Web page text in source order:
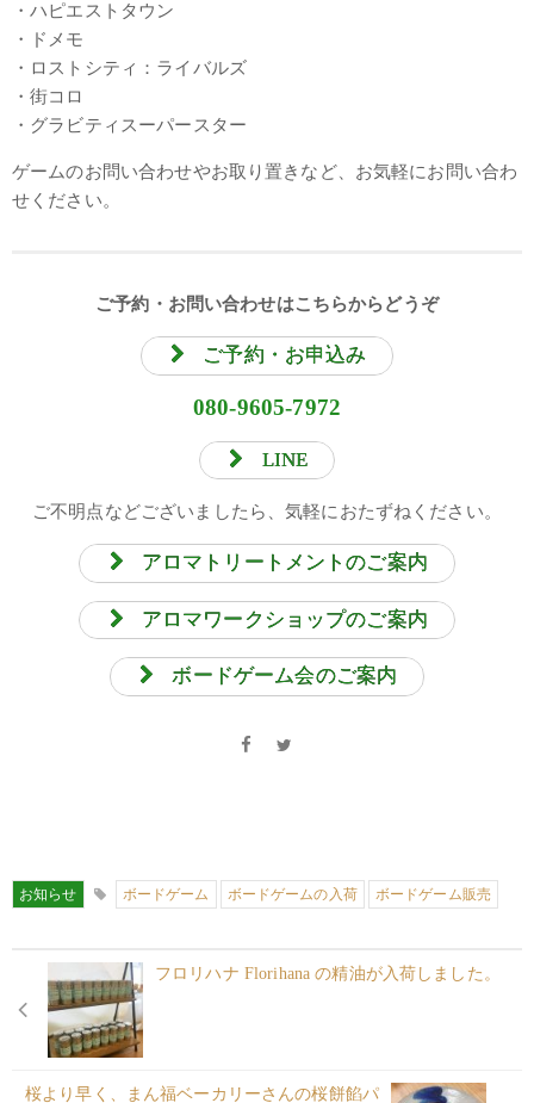
・ハピエストタウン
・ドメモ
・ロストシティ：ライバルズ
・街コロ
・グラビティスーパースター
ゲームのお問い合わせやお取り置きなど、お気軽にお問い合わ
せください。
ご予約・お問い合わせはこちらからどうぞ
ご予約・お申込み
080-9605-7972
LINE
ご不明点などございましたら、気軽におたずねください。
アロマトリートメントのご案内
アロマワークショップのご案内
ボードゲーム会のご案内
お知らせ ボードゲーム ボードゲームの入荷 ボードゲーム販売
フロリハナ Florihana の精油が入荷しました。
桜より早く、まん福ベーカリーさんの桜餅餡パ